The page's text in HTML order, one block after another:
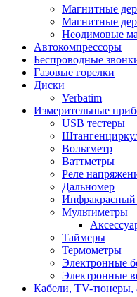
Магнитные
Магнитные
Неодимовые
Автокомпрессоры
Беспроводные
Газовые горелки
Диски
Verbatim
Измерительные
USB тестеры
Вольтметр
Ваттметры
Реле
Дальномер
Инфракрасный
Мультиметры
Таймеры
Термометры
Электронные
Электронные
Кабели, TV-тюнеры,